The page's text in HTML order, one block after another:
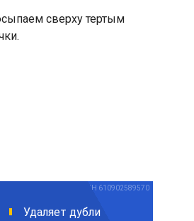
сверху тертым